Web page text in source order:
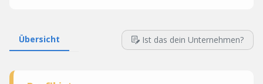
Übersicht Ist das dein Unternehmen?